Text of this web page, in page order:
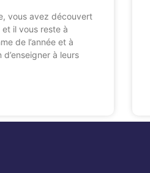
vous avez découvert
il vous reste à
de l’année et à
à leurs